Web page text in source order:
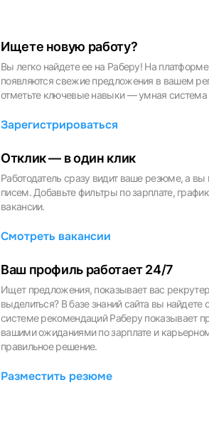
кабинет
чтобы просматривать
и оставлять отклики
Ищете новую работу?
Вы легко найдете ее на Раберу! На
появляются свежие предложения в вашем
отметьте ключевые навыки — умная
Зарегистрироваться
Отклик — в один клик
Работодатель сразу видит ваше резюме, а
писем. Добавьте фильтры по зарплате,
вакансии.
Смотреть вакансии
Ваш профиль работает 24/7
Ищет предложения, показывает вас
выделиться? В базе знаний сайта вы
системе рекомендаций Раберу показывает
вашими ожиданиями по зарплате и
правильное решение.
Разместить резюме